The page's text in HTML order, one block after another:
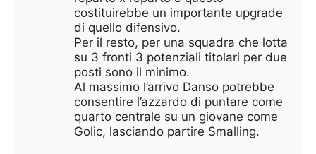
costituirebbe un importante upgrade
di quello difensivo.
Per il resto, per una squadra che lotta
su 3 fronti 3 potenziali titolari per due
posti sono il minimo.
Al massimo l’arrivo Danso potrebbe
consentire l’azzardo di puntare come
quarto centrale su un giovane come
Golic, lasciando partire Smalling.